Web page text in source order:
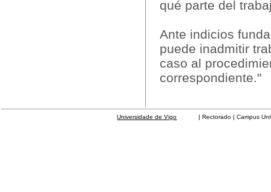
qué parte del
Ante indicios
puede inadmitir
caso al
correspondiente."
Universidade de Vigo | Rectorado | Campus